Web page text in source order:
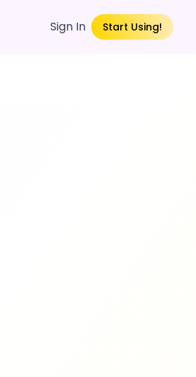
Sign In Start Using!